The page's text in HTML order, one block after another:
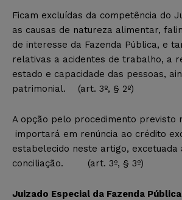
Ficam excluídas da competência do
as causas de natureza alimentar,
de interesse da Fazenda Pública, e
relativas a acidentes de trabalho, a
estado e capacidade das pessoas,
patrimonial. (art. 3º, § 2º)
A opção pelo procedimento previsto
importará em renúncia ao crédito
estabelecido neste artigo, excetuada
conciliação. (art. 3º, § 3º)
Juizado Especial da Fazenda